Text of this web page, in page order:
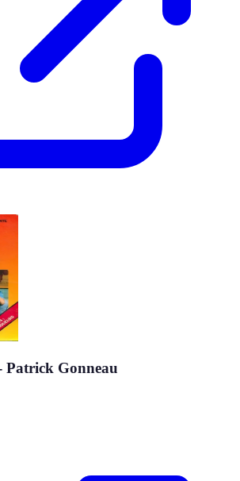
Patrick Gonneau